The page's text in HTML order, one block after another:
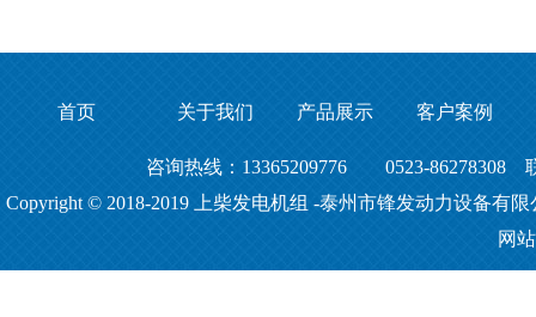
首页 关于我们 产品展示 客户案例
咨询热线：13365209776 0523-86278308
Copyright © 2018-2019
上柴发电机组 -泰州市锋发动力设备有
网